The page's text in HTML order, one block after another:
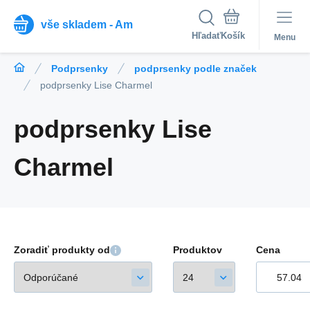
vše skladem - Am
Hľadať Menu
Podprsenky
podprsenky podle značek
podprsenky Lise Charmel
podprsenky Lise
Charmel
Zoradiť produkty od Produktov Cena